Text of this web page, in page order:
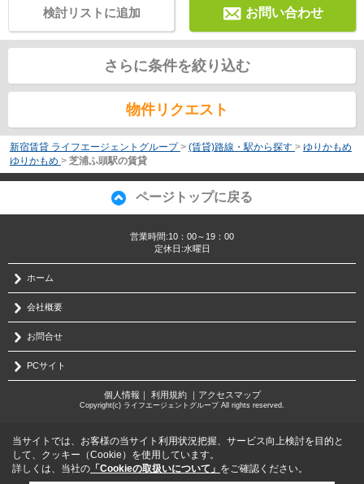
お問い合わせ
検討リストに追加
さらに条件を絞り込む
物件リクエスト
新宿賃貸 ライフエージェントグループ > (賃貸)路線・駅から探す > ゆりかもめ
ゆりかもめ > 芝浦ふ頭駅の賃貸
ページトップに戻る
営業時間:10：00～19：00
定休日:水曜日
ホーム
会社概要
お問合せ
PCサイト
個人情報 ｜ 利用規約｜ アクセスマップ
Copyright(c) ライフエージェントグループ All rights reserved.
当サイトでは、お客様の当サイト利用状況把握、サービス向上検討を目的と
して、クッキー（Cookie）を使用しています。
詳しくは、当社の 「Cookieの取扱いについて」 をご確認ください。